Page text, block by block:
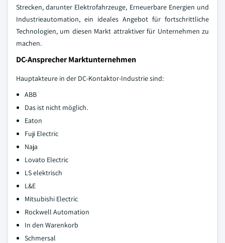
Strecken, darunter Elektrofahrzeuge, Erneuerbare Energien und
Industrieautomation, ein ideales Angebot für fortschrittliche
Technologien, um diesen Markt attraktiver für Unternehmen zu
machen.
DC-Ansprecher Marktunternehmen
Hauptakteure in der DC-Kontaktor-Industrie sind:
ABB
Das ist nicht möglich.
Eaton
Fuji Electric
Naja
Lovato Electric
LS elektrisch
L&E
Mitsubishi Electric
Rockwell Automation
In den Warenkorb
Schmersal